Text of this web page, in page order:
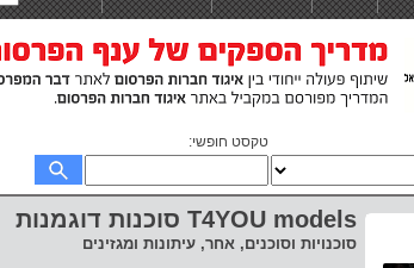
טקסט חופשי:
T4YOU models סוכנות דוגמנות
סוכנויות וסוכנים, אחר, עיתונות ומגזינים